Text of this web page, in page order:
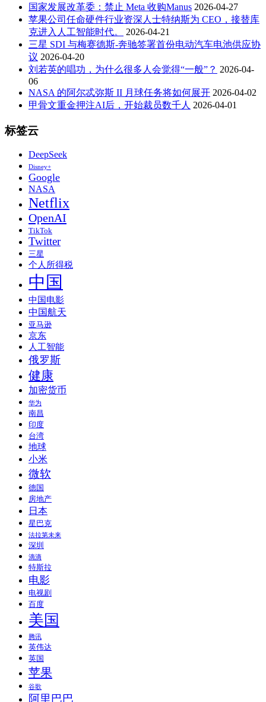
国家发展改革委：禁止 Meta 收购Manus 2026-04-27
苹果公司任命硬件行业资深人士特纳斯为 CEO，接替库
克进入人工智能时代。
2026-04-21
三星 SDI 与梅赛德斯-奔驰签署首份电动汽车电池供应协
议 2026-04-20
刘若英的唱功，为什么很多人会觉得“一般”？ 2026-04-
06
NASA 的阿尔忒弥斯 II 月球任务将如何展开 2026-04-02
甲骨文重金押注AI后，开始裁员数千人 2026-04-01
标签云
DeepSeek
Disney+
Google
NASA
Netflix
OpenAI
TikTok
Twitter
三星
个人所得税
中国
中国电影
中国航天
亚马逊
京东
人工智能
俄罗斯
健康
加密货币
华为
南昌
印度
台湾
地球
小米
微软
德国
房地产
日本
星巴克
法拉第未来
深圳
滴滴
特斯拉
电影
电视剧
百度
美国
腾讯
英伟达
英国
苹果
谷歌
阿里巴巴